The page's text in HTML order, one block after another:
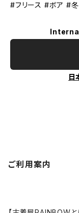
#フリース #ボア #
日
ご利用案内